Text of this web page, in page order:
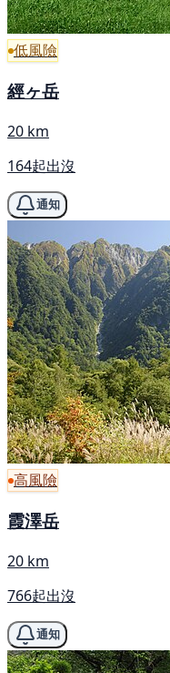
低風險
經ヶ岳
20 km
164起出沒
通知
高風險
霞澤岳
20 km
766起出沒
通知